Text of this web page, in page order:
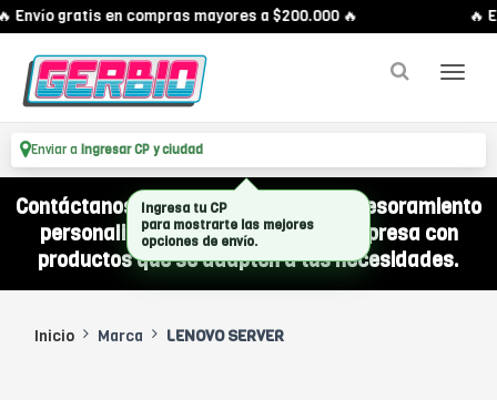
Envío gratis en compras mayores a $200.000 🔥 🔥
Enviar a Ingresar CP y ciudad
Contáctanos por WhatsApp y recibí asesoramiento
personalizado para equipar a tu empresa con
productos que se adapten a tus necesidades.
Inicio Marca LENOVO SERVER
Ingresa tu CP
para mostrarte las mejores
opciones de envío.